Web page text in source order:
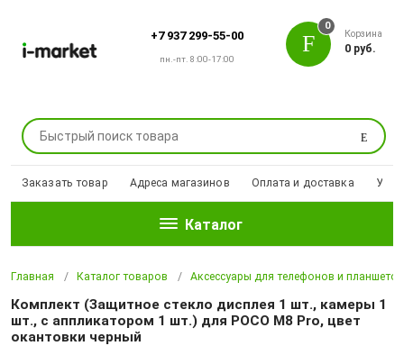
+7 937 299-55-00
пн.-пт. 8:00-17:00
Поиск
0
Корзина
0 руб.
Заказать товар Адреса магазинов Оплата и доставка
Каталог
Главная Каталог товаров Аксессуары для телефонов и планшетов
Комплект (Защитное стекло дисплея 1 шт., камеры 1
шт., с аппликатором 1 шт.) для POCO M8 Pro, цвет
окантовки черный